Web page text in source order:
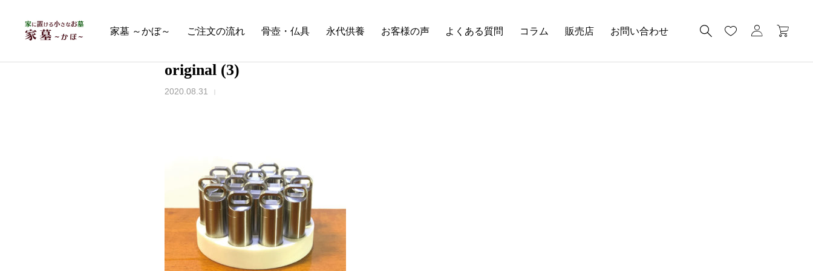
家墓 ～かぼ～ ご注文の流れ 骨壺・仏具 永代供養 お客様の声 よくある質問 コラム 販売店 お問い合わせ
original (3)
2020.08.31